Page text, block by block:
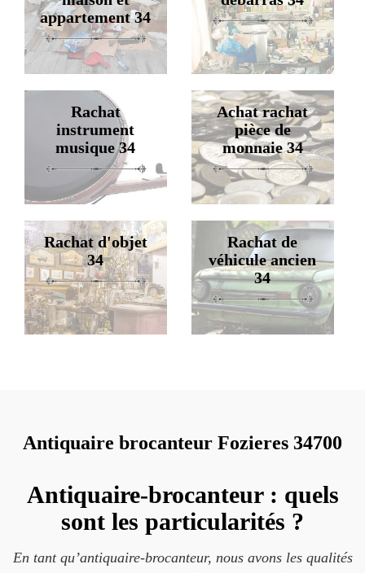
appartement 34
Rachat
instrument
musique 34
Achat rachat
pièce de
monnaie 34
Rachat d'objet
34
Rachat de
véhicule ancien
34
Antiquaire brocanteur Fozieres 34700
Antiquaire-brocanteur : quels
sont les particularités ?
En tant qu’antiquaire-brocanteur, nous avons les qualités